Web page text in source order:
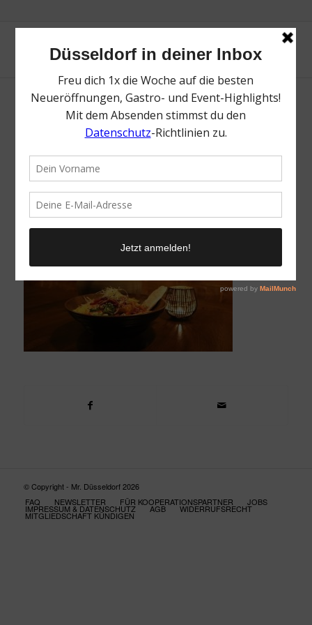
Sen Vegan Cuisine | Vegane & vegetarische
Düsseldorf | Foto: Sen Vegan Cuisine
© Copyright - Mr. Düsseldorf 2026
FAQ
NEWSLETTER FÜR KOOPERATIONSPARTNER JOBS
IMPRESSUM & DATENSCHUTZ AGB WIDERRUFSRECHT
MITGLIEDSCHAFT KÜNDIGEN